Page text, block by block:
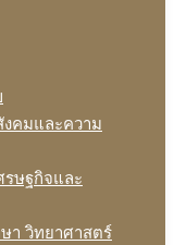
คมและความ
รษฐกิจและ
า วิทยาศาสตร์